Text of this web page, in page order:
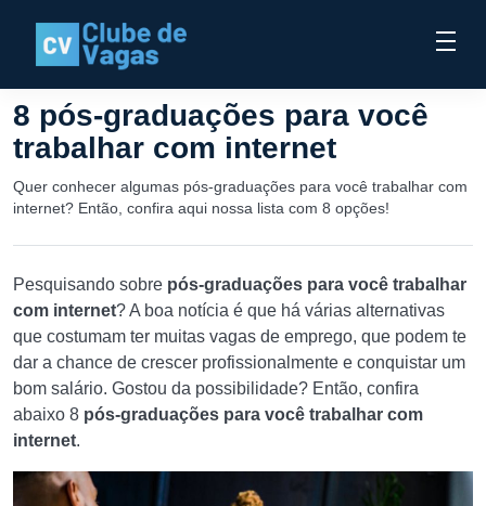
8 pós-graduações para você
trabalhar com internet
Quer conhecer algumas pós-graduações para você trabalhar com
internet? Então, confira aqui nossa lista com 8 opções!
Pesquisando sobre pós-graduações para você trabalhar
com internet? A boa notícia é que há várias alternativas
que costumam ter muitas vagas de emprego, que podem te
dar a chance de crescer profissionalmente e conquistar um
bom salário. Gostou da possibilidade? Então, confira
abaixo 8 pós-graduações para você trabalhar com
internet.